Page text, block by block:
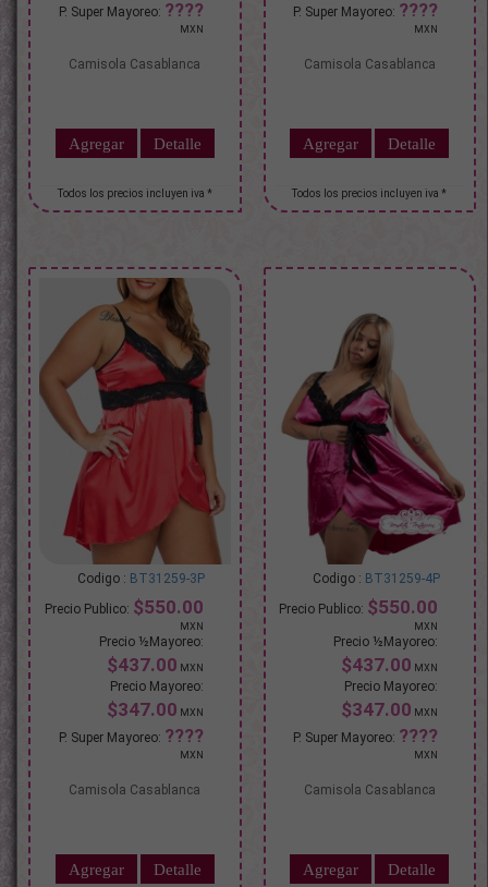
Camisola Casablanca Camisola Casablanca
BT31259-3P
$550.00
$437.00
$347.00
Camisola Casablanca
BT31259-4P
$550.00
$437.00
$347.00
Camisola Casablanca